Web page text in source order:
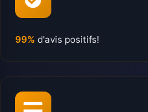
99% d'avis positifs!